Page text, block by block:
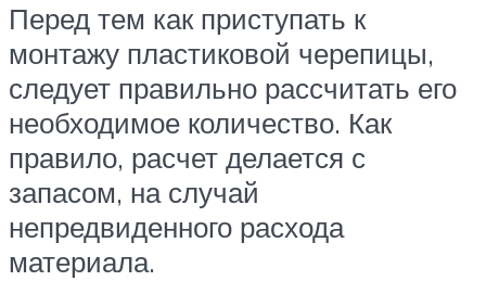
Перед тем как приступать к
монтажу пластиковой черепицы,
следует правильно рассчитать его
необходимое количество. Как
правило, расчет делается с
запасом, на случай
непредвиденного расхода
материала.